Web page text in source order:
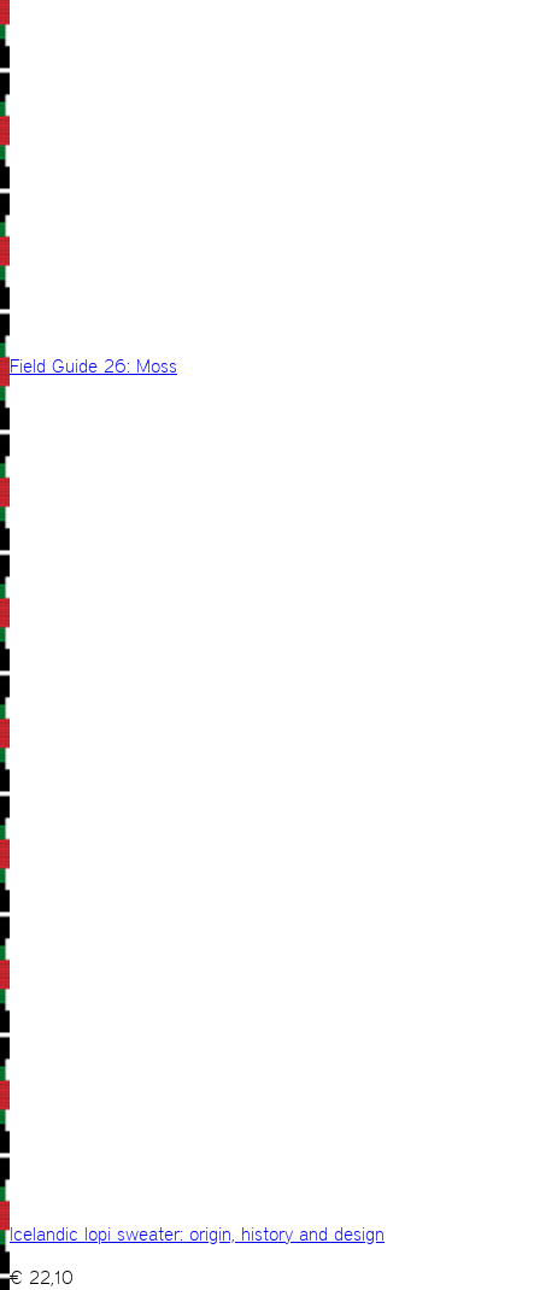
Field Guide 26: Moss
Icelandic lopi sweater: origin, history and design
€ 22,10